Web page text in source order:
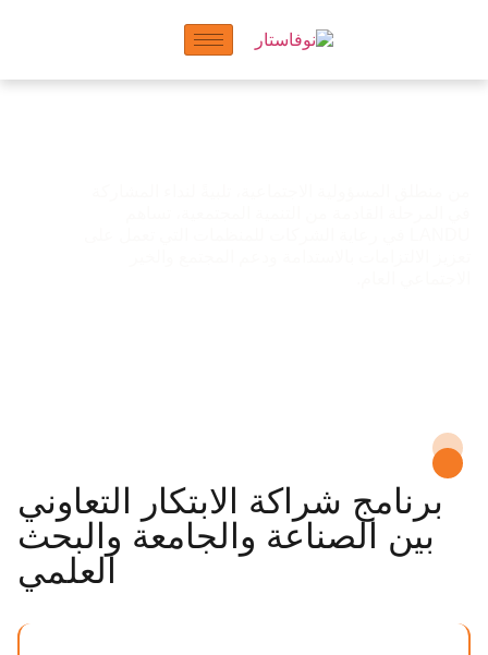
برنامج شراكة الابتكار التعاوني
بين الصناعة والجامعة والبحث
العلمي